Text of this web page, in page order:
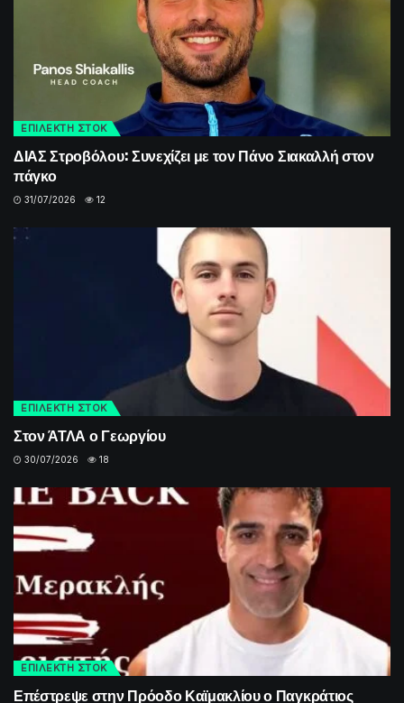
ΕΠΙΛΕΚΤΗ ΣΤΟΚ
ΔΙΑΣ Στροβόλου: Συνεχίζει με τον Πάνο Σιακαλλή στον
πάγκο
31/07/2026 12
ΕΠΙΛΕΚΤΗ ΣΤΟΚ
Στον ΆΤΛΑ ο Γεωργίου
30/07/2026 18
ΕΠΙΛΕΚΤΗ ΣΤΟΚ
Επέστρεψε στην Πρόοδο Καϊμακλίου ο Παγκράτιος